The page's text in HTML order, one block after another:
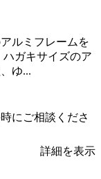
ルミフレームを
ガキサイズのア
ゆ...
にご相談くださ
詳細を表示